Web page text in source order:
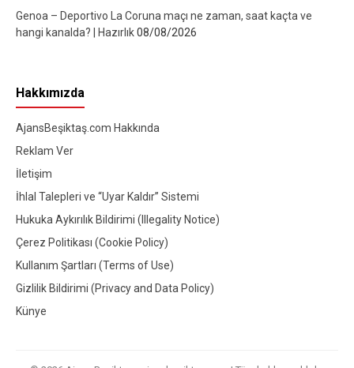
Genoa – Deportivo La Coruna maçı ne zaman, saat kaçta ve
hangi kanalda? | Hazırlık08/08/2026
Hakkımızda
AjansBeşiktaş.com Hakkında
Reklam Ver
İletişim
İhlal Talepleri ve “Uyar Kaldır” Sistemi
Hukuka Aykırılık Bildirimi (Illegality Notice)
Çerez Politikası (Cookie Policy)
Kullanım Şartları (Terms of Use)
Gizlilik Bildirimi (Privacy and Data Policy)
Künye